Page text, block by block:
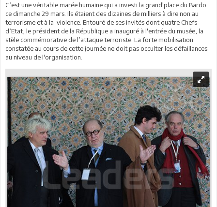
C’est une véritable marée humaine qui a investi la grand'place du Bardo
ce dimanche 29 mars. Ils étaient des dizaines de milliers à dire non au
terrorisme et à la violence. Entouré de ses invités dont quatre Chefs
d’Etat, le président de la République a inauguré à l'entrée du musée, la
stèle commémorative de l’attaque terroriste. La forte mobilisation
constatée au cours de cette journée ne doit pas occulter les défaillances
au niveau de l'organisation.